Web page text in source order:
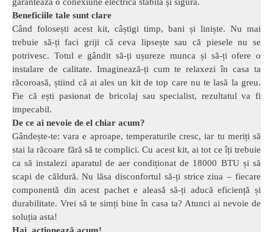
Beneficiile tale sunt clare
Când folosești acest kit, câștigi timp, bani și liniște. Nu mai
trebuie să-ți faci griji că ceva lipsește sau că piesele nu se
potrivesc. Totul e gândit să-ți ușureze munca și să-ți ofere o
instalare de calitate. Imaginează-ți cum te relaxezi în casa ta
răcoroasă, știind că ai ales un kit de top care nu te lasă la greu.
Fie că ești pasionat de bricolaj sau specialist, rezultatul va fi
impecabil.
De ce ai nevoie de el chiar acum?
Gândește-te: vara e aproape, temperaturile cresc, iar tu meriți să
stai la răcoare fără să te complici. Cu acest kit, ai tot ce îți trebuie
ca să instalezi aparatul de aer condiționat de 18000 BTU și să
scapi de căldură. Nu lăsa disconfortul să-ți strice ziua – fiecare
componentă din acest pachet e aleasă să-ți aducă eficiență și
durabilitate. Vrei să te simți bine în casa ta? Atunci ai nevoie de
soluția asta!
Hai, acționează acum!